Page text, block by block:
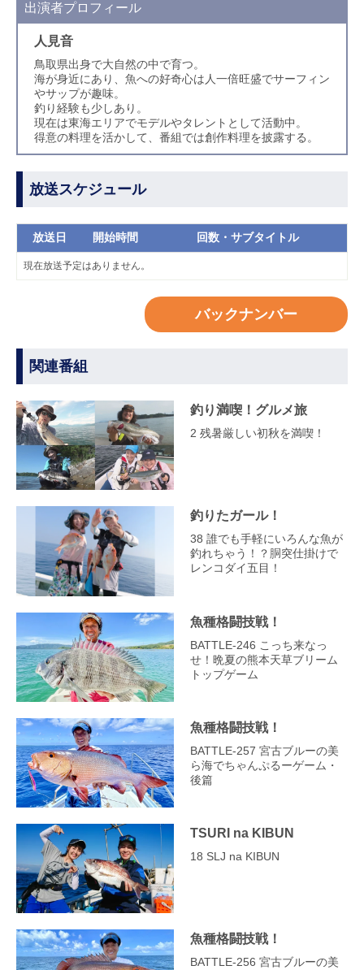
出演者プロフィール
人見音
鳥取県出身で大自然の中で育つ。
海が身近にあり、魚への好奇心は人一倍旺盛でサーフィン
やサップが趣味。
釣り経験も少しあり。
現在は東海エリアでモデルやタレントとして活動中。
得意の料理を活かして、番組では創作料理を披露する。
放送スケジュール
放送日 開始時間 回数・サブタイトル
現在放送予定はありません。
バックナンバー
関連番組
釣り満喫！グルメ旅
2 残暑厳しい初秋を満喫！
釣りたガール！
38 誰でも手軽にいろんな魚が
釣れちゃう！？胴突仕掛けで
レンコダイ五目！
魚種格闘技戦！
BATTLE-246 こっち来なっ
せ！晩夏の熊本天草ブリーム
トップゲーム
魚種格闘技戦！
BATTLE-257 宮古ブルーの美
ら海でちゃんぷるーゲーム・
後篇
TSURI na KIBUN
18 SLJ na KIBUN
魚種格闘技戦！
BATTLE-256 宮古ブルーの美